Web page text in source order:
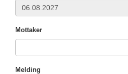
Mottaker
Melding